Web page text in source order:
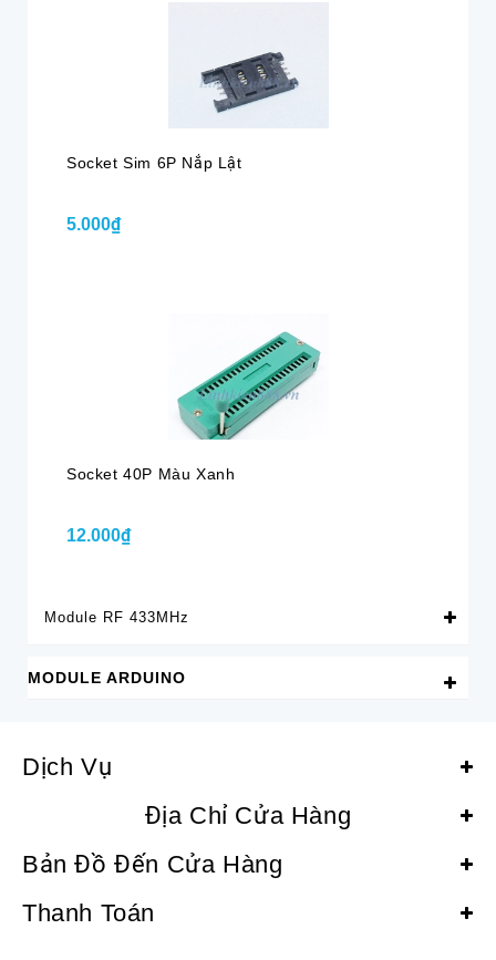
Socket Sim 6P Nắp Lật
5.000₫
Socket 40P Màu Xanh
12.000₫
Module RF 433MHz
MODULE ARDUINO
Dịch Vụ
Địa Chỉ Cửa Hàng
Bản Đồ Đến Cửa Hàng
Thanh Toán